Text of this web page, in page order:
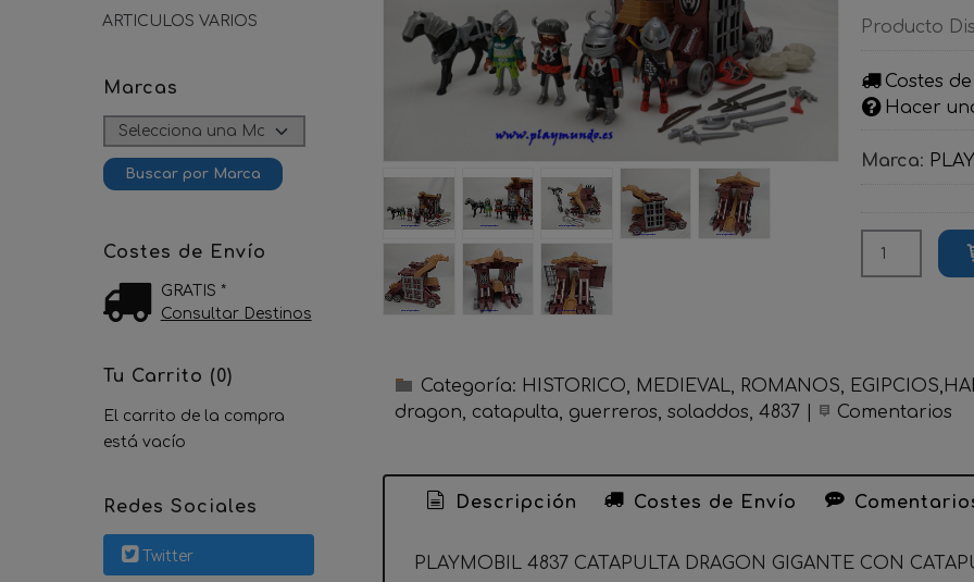
ARTICULOS VARIOS
Marcas
Costes de Envío
GRATIS *
Consultar Destinos
Tu Carrito (0)
El carrito de la compra
está vacío
Redes Sociales
Twitter
Producto
Costes
Hacer
Marca:
Categoría: HISTORICO, MEDIEVAL, ROMANOS,
dragon
catapulta guerreros soladdos 4837 Comentarios
Descripción Costes de Envío
PLAYMOBIL 4837 CATAPULTA DRAGON GIGANTE CON